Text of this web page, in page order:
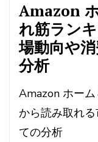
Amazon
れ筋ラン
場動向や
分析
Amazon ホー
から読み取れ
ての分析